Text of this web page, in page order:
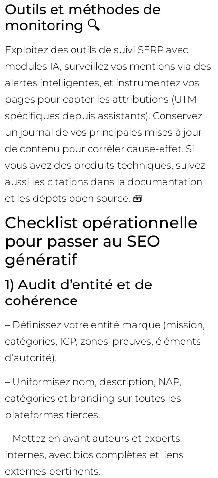
Outils et méthodes de
monitoring 🔍
Exploitez des outils de suivi SERP avec
modules IA, surveillez vos mentions via des
alertes intelligentes, et instrumentez vos
pages pour capter les attributions (UTM
spécifiques depuis assistants). Conservez
un journal de vos principales mises à jour
de contenu pour corréler cause-effet. Si
vous avez des produits techniques, suivez
aussi les citations dans la documentation
et les dépôts open source. 🧰
Checklist opérationnelle
pour passer au SEO
génératif
1) Audit d’entité et de
cohérence
– Définissez votre entité marque (mission,
catégories, ICP, zones, preuves, éléments
d’autorité).
– Uniformisez nom, description, NAP,
catégories et branding sur toutes les
plateformes tierces.
– Mettez en avant auteurs et experts
internes, avec bios complètes et liens
externes pertinents.